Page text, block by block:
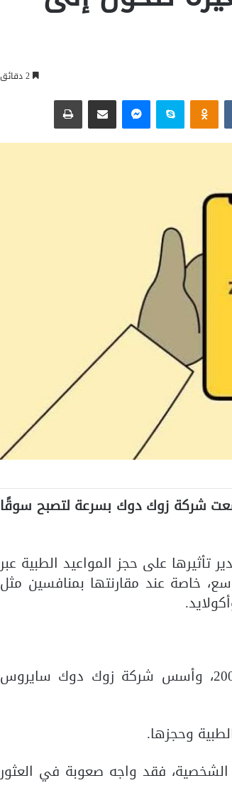
سكايب
شركة زوك دوك بسرعة لتصبح سوقًا
تأثيرها على حجز المواعيد الطبية عبر
خاصة عند مقارنتها بمنافسين مثل
بدأ تاريخ زوك دوك في مدينة نيويورك عام 2007، وأسس شركة زوك دوك سايروس
وحجزها.
فقد واجه صعوبة في العثور